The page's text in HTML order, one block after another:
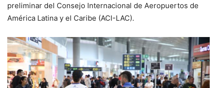
preliminar del Consejo Internacional de Aeropuertos de
América Latina y el Caribe (ACI-LAC).